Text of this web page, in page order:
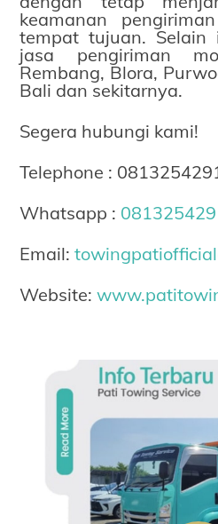
keamanan
tempat tujuan. Selain
jasa pengiriman
Rembang, Blora,
Bali dan sekitarnya.
Segera hubungi kami!
Telephone :
Whatsapp :
Email:
Website: